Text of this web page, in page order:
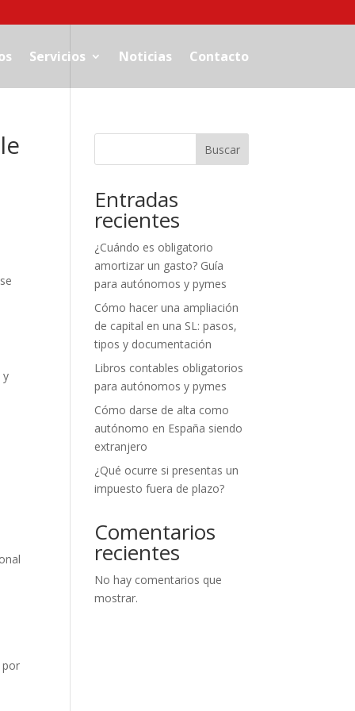
Servicios Noticias Contacto
y
por
Buscar
Entradas
recientes
¿Cuándo es obligatorio
amortizar un gasto? Guía
para autónomos y pymes
Cómo hacer una ampliación
de capital en una SL: pasos,
tipos y documentación
Libros contables obligatorios
para autónomos y pymes
Cómo darse de alta como
autónomo en España siendo
extranjero
¿Qué ocurre si presentas un
impuesto fuera de plazo?
Comentarios
recientes
No hay comentarios que
mostrar.